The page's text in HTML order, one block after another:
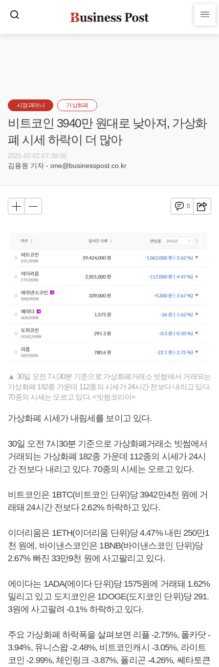
시장과머니 가상화폐
비트코인 3940만 원대로 낮아져, 가상화
폐 시세 하락이 더 많아
2021-07-02 07:39:05
김용원 기자 - one@businesspost.co.kr
0
▲ 30일 오전 7시30분 기준으로 가상화폐거래소 빗썸에서 거래되는
가상화폐 182종 가운데 112종의 시세가 24시간 전보다 내리고 있다.
70종의 시세는 오르고 있다. <빗썸코리아>
가상화폐 시세가 내림세를 보이고 있다.
30일 오전 7시30분 기준으로 가상화폐거래소 빗썸에서
거래되는 가상화폐 182종 가운데 112종의 시세가 24시
간 전보다 내리고 있다. 70종의 시세는 오르고 있다.
비트코인은 1BTC(비트코인 단위)당 3942만4천 원에 거
래돼 24시간 전보다 2.62% 하락하고 있다.
이더리움은 1ETH(이더리움 단위)당 4.47% 내린 250만1
천 원에, 바이낸스코인은 1BNB(바이낸스코인 단위)당
2.67% 빠진 33만9천 원에 사고팔리고 있다.
에이다는 1ADA(에이다 단위)당 1575원에 거래돼 1.62%
밀리고 있고 도지코인은 1DOGE(도지코인 단위)당 291.
3원에 사고팔려 -0.1% 하락하고 있다.
주요 가상화폐 하락폭을 살펴보면 리플 -2.75%, 폴카닷 -
3.94%, 유니스왑 -2.48%, 비트코인캐시 -3.05%, 라이트
코인 -2.99%, 체인링크 -3.87%, 폴리곤 -4.26%, 쎄타토큰